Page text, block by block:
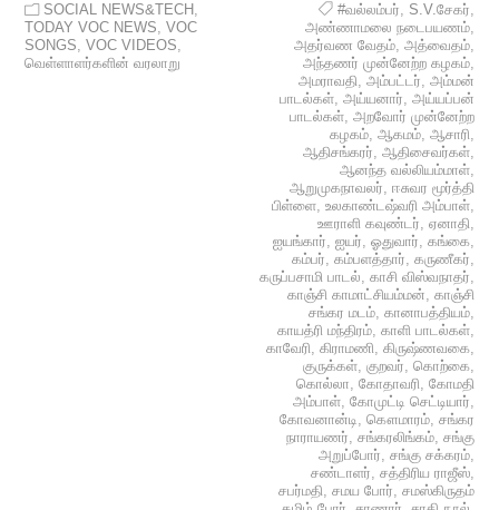
SOCIAL NEWS&TECH ,
TODAY VOC NEWS,VOC
SONGS,VOC VIDEOS,
வெள்ளாளர்களின் வரலாறு
#வல்லம்பர், S.V.சேகர்,
அண்ணாமலை நடைபயணம்,
அதர்வண வேதம், அத்வைதம்,
அந்தணர் முன்னேற்ற கழகம்,
அமராவதி, அம்பட்டர், அம்மன்
பாடல்கள், அய்யனார், அய்யப்பன்
பாடல்கள், அறவோர் முன்னேற்ற
கழகம், ஆகமம், ஆசாரி,
ஆதிசங்கரர், ஆதிசைவர்கள்,
ஆனந்த வல்லியம்மாள்,
ஆறுமுகநாவலர், ஈசுவர மூர்த்தி
பிள்ளை, உலகாண்டஷ்வரி அம்பாள்,
ஊராளி கவுண்டர், ஏனாதி,
ஐயங்கார், ஐயர், ஓதுவார், கங்கை,
கம்பர், கம்பளத்தார், கருணீகர்,
கருப்பசாமி பாடல், காசி விஸ்வநாதர்,
காஞ்சி காமாட்சியம்மன், காஞ்சி
சங்கர மடம், கானாபத்தியம்,
காயத்ரி மந்திரம், காளி பாடல்கள்,
காவேரி, கிராமணி, கிருஷ்ணவகை,
குருக்கள், குறவர், கொற்கை,
கொல்லா, கோதாவரி, கோமதி
அம்பாள், கோமுட்டி செட்டியார்,
கோவனான்டி, கௌமாரம், சங்கர
நாராயணர், சங்கரலிங்கம், சங்கு
அறுப்போர், சங்கு சக்கரம்,
சண்டாளர், சத்திரிய ராஜீஸ்,
சபர்மதி, சமய போர், சமஸ்கிருதம்